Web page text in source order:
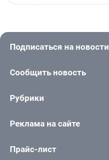
Подписаться на новости
Сообщить новость
Рубрики
Реклама на сайте
Прайс-лист